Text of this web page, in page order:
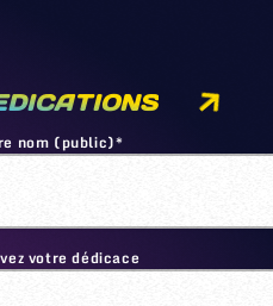
nom (public)*
votre dédicace